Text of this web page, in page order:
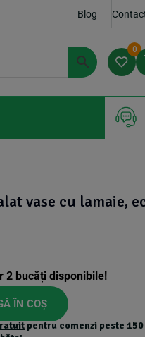
Blog
0
vase cu lamaie,
2 bucăți disponibile!
ÎN COȘ
pentru comenzi peste